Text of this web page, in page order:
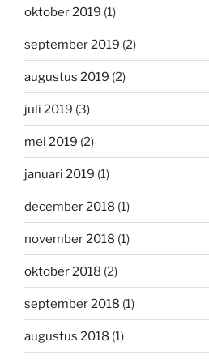
oktober 2019 (1)
september 2019 (2)
augustus 2019 (2)
juli 2019 (3)
mei 2019 (2)
januari 2019 (1)
december 2018 (1)
november 2018 (1)
oktober 2018 (2)
september 2018 (1)
augustus 2018 (1)